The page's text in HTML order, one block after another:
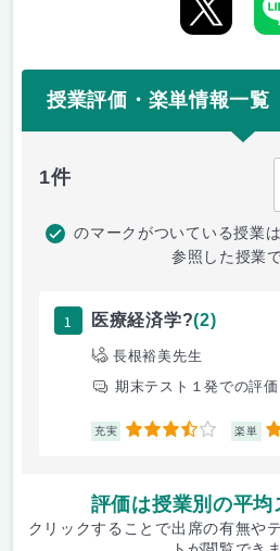
授業評価・楽単情報一覧
1件
のマークがついている授業
参照した授業で
1 医療経済学?(2)
長根裕美先生
期末テスト１発での評
充実 3.5 楽単 5
評価は授業別の平均
クリックすることで出席の有無や